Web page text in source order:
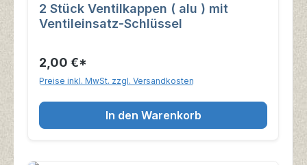
2 Stück Ventilkappen ( alu ) mit
Ventileinsatz-Schlüssel
2,00 €*
Preise inkl. MwSt. zzgl. Versandkosten
In den Warenkorb